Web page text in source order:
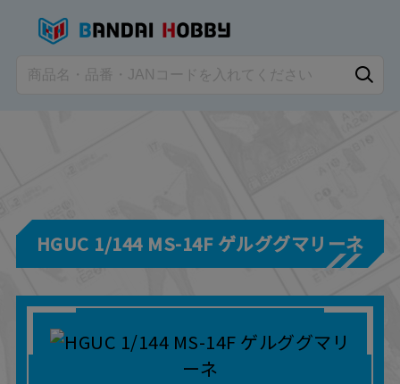
HGUC 1/144 MS-14F ゲルググマリーネ